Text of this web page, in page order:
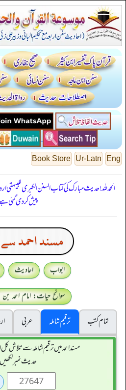
Eng
Ur-Latn
Book Store
الحمدللہ! حدیث مبارک کی کتاب السنن الكبرى
پیش کر دی گئی
مسند احمد
ابواب احادیث
سوانح حیات: امام احمد بن
تمام کتب
ترقیم شاملہ عربی
مسند احمد میں ترقیم شاملہ سے تلاش کل
حدیث نمبر